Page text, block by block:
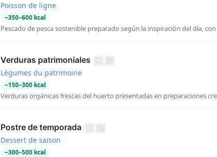
Poisson de ligne
~350–600 kcal
Pescado de pesca sostenible preparado según la inspiración del día,
Verduras patrimoniales
Légumes du patrimoine
~150–300 kcal
Verduras orgánicas frescas del huerto presentadas en preparaciones
Postre de temporada
Dessert de saison
~300–500 kcal